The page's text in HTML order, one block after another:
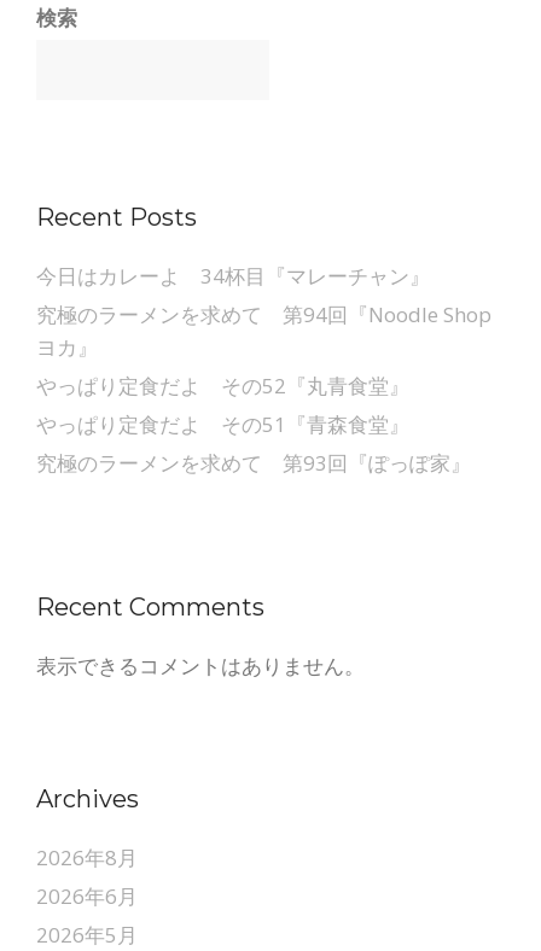
検索
Recent Posts
今日はカレーよ 34杯目『マレーチャン』
究極のラーメンを求めて 第94回『Noodle Shop
ヨカ』
やっぱり定食だよ その52『丸青食堂』
やっぱり定食だよ その51『青森食堂』
究極のラーメンを求めて 第93回『ぽっぽ家』
Recent Comments
表示できるコメントはありません。
Archives
2026年8月
2026年6月
2026年5月